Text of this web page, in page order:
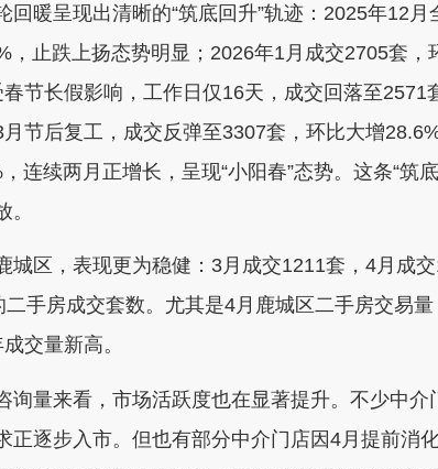
暖呈现出清晰的“筑底回升”轨迹：2025年12月
，止跌上扬态势明显；2026年1月成交2705套，
节长假影响，工作日仅16天，成交回落至2571
节后复工，成交反弹至3307套，环比大增
连续两月正增长，呈现“小阳春”态势。这条“筑
区，表现更为稳健：3月成交1211套，4月成交
手房成交套数。尤其是4月鹿城区二手房交易
交量新高。
量来看，市场活跃度也在显著提升。不少中介
正逐步入市。但也有部分中介门店因4月提前消